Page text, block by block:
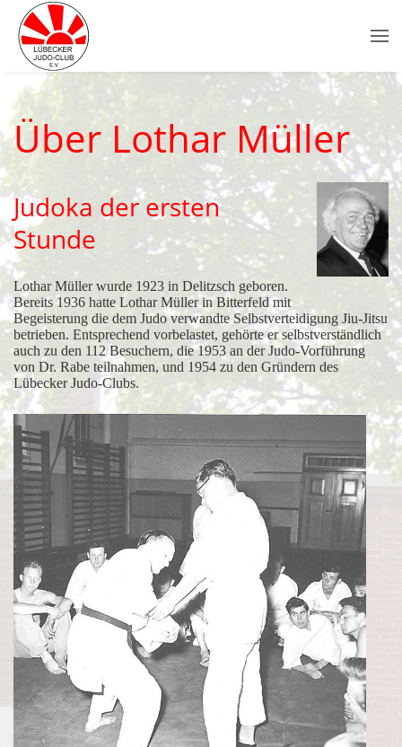
Über Lothar Müller
Judoka der ersten
Stunde
Lothar Müller wurde 1923 in Delitzsch geboren.
Bereits 1936 hatte Lothar Müller in Bitterfeld mit
Begeisterung die dem Judo verwandte Selbstverteidigung Jiu-Jitsu
betrieben. Entsprechend vorbelastet, gehörte er selbstverständlich
auch zu den 112 Besuchern, die 1953 an der Judo-Vorführung
von Dr. Rabe teilnahmen, und 1954 zu den Gründern des
Lübecker Judo-Clubs.